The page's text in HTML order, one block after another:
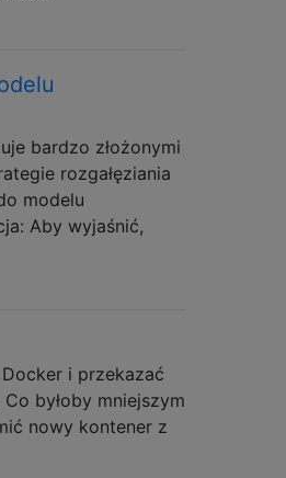
bardzo złożonymi
rozgałęziania
modelu
Aby wyjaśnić,
i przekazać
byłoby mniejszym
nowy kontener z